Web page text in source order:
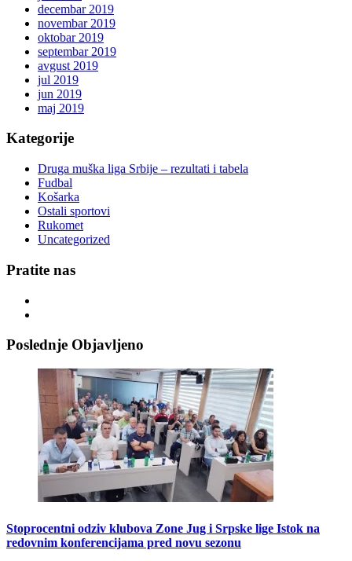
decembar 2019
novembar 2019
oktobar 2019
septembar 2019
avgust 2019
jul 2019
jun 2019
maj 2019
Kategorije
Druga muška liga Srbije – rezultati i tabela
Fudbal
Košarka
Ostali sportovi
Rukomet
Uncategorized
Pratite nas
Poslednje Objavljeno
Stoprocentni odziv klubova Zone Jug i Srpske lige Istok na
redovnim konferencijama pred novu sezonu